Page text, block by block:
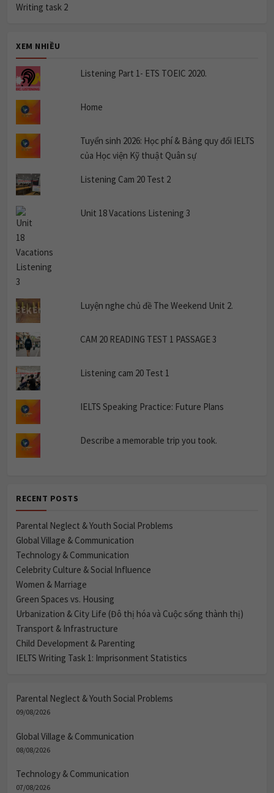
Writing task 2
XEM NHIỀU
Listening Part 1- ETS TOEIC 2020.
Home
Tuyển sinh 2026: Học phí & Bảng quy đổi IELTS
của Học viện Kỹ thuật Quân sự
Listening Cam 20 Test 2
Unit 18 Vacations Listening 3
Luyện nghe chủ đề The Weekend Unit 2.
CAM 20 READING TEST 1 PASSAGE 3
Listening cam 20 Test 1
IELTS Speaking Practice: Future Plans
Describe a memorable trip you took.
RECENT POSTS
Parental Neglect & Youth Social Problems
Global Village & Communication
Technology & Communication
Celebrity Culture & Social Influence
Women & Marriage
Green Spaces vs. Housing
Urbanization & City Life (Đô thị hóa và Cuộc sống thành thị)
Transport & Infrastructure
Child Development & Parenting
IELTS Writing Task 1: Imprisonment Statistics
Parental Neglect & Youth Social Problems
09/08/2026
Global Village & Communication
08/08/2026
Technology & Communication
07/08/2026